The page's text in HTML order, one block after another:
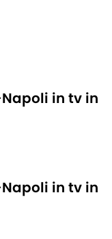
in tv in
in tv in